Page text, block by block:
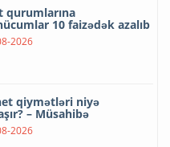
qurumlarına
10 faizədək azalıb
2026
qiymətləri niyə
– Müsahibə
2026